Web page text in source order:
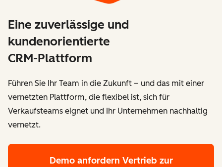
Eine zuverlässige und
kundenorientierte
CRM-Plattform
Führen Sie Ihr Team in die Zukunft – und das mit einer
vernetzten Plattform, die flexibel ist, sich für
Verkaufsteams eignet und Ihr Unternehmen nachhaltig
vernetzt.
Demo anfordern Vertrieb zur